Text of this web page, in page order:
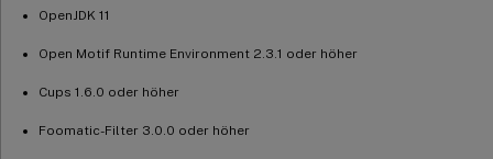
OpenJDK 11
Open Motif Runtime Environment 2.3.1 oder höher
Cups 1.6.0 oder höher
Foomatic-Filter 3.0.0 oder höher